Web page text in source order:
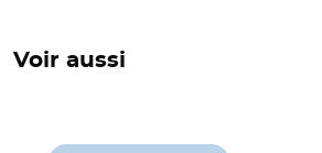
Voir aussi